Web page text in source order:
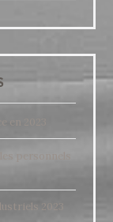
personnels
2023